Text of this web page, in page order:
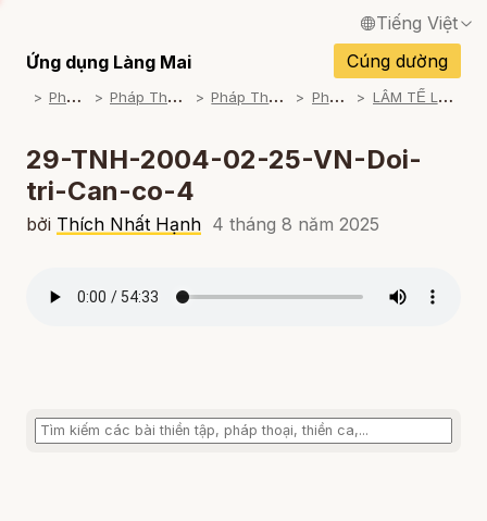
Tiếng Việt
English / Tiếng Anh
Français / Tiếng Pháp
Español / Tiếng Tây Ban Nha
Italiano / Tiếng Ý
Ứng dụng Làng Mai
Cúng dường
P
háp Thoại P
háp Thoại Thiền Sư Thích Nhất Hạnh P
háp Thoại Theo Bộ An Cư Kiết Đông P
háp Thoại Mp3 L
ÂM TẾ LỤC - NGƯỜI VÔ SỰ (2003-2004)
29-TNH-2004-02-25-VN-Doi-
tri-Can-co-4
bởi Thích Nhất Hạnh 4 tháng 8 năm 2025